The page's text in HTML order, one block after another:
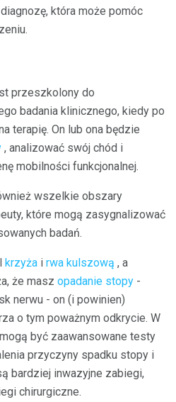
która może pomóc
przeszkolony do
badania klinicznego, kiedy po
terapię. On lub ona będzie
, analizować swój chód i
mobilności funkcjonalnej.
wszelkie obszary
które mogą zasygnalizować
badań.
krzyża i rwa kulszową , a
że ​​masz opadanie stopy -
nerwu - on (i powinien)
o tym poważnym odkrycie. W
być zaawansowane testy
przyczyny spadku stopy i
bardziej inwazyjne zabiegi,
chirurgiczne.